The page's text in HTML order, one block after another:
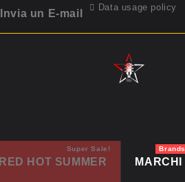
Invia un E-mail
Data usage policy
RED HOT SUMMER
Super Sale!
MARCHI
Brands